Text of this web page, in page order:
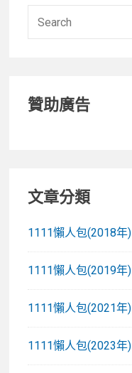
贊助廣告
文章分類
1111懶人包(2018年)
1111懶人包(2019年)
1111懶人包(2021年)
1111懶人包(2023年)